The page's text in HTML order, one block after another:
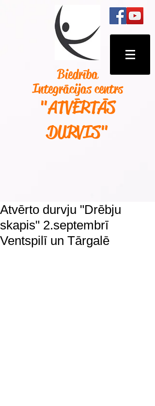
Biedrība
Integrācijas centrs
"ATVĒRTĀS
DURVIS"
Atvērto durvju "Drēbju
skapis" 2.septembrī
Ventspilī un Tārgalē